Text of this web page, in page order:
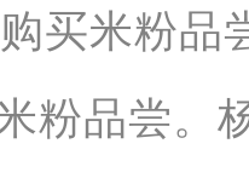
粉品尝